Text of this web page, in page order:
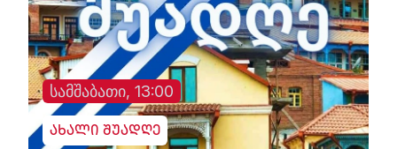
სამშაბათი, 13:00
ახალი შუადღე